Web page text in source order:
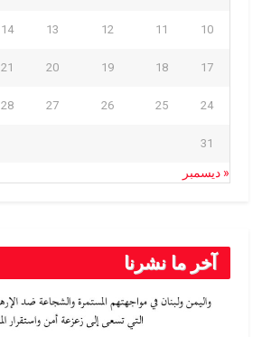
10
11
12
13
14
17
18
19
20
21
24
25
26
27
28
31
« ديسمبر
آخر ما نشرنا